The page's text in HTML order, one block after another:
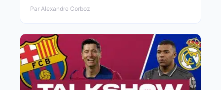
Par Alexandre Corboz